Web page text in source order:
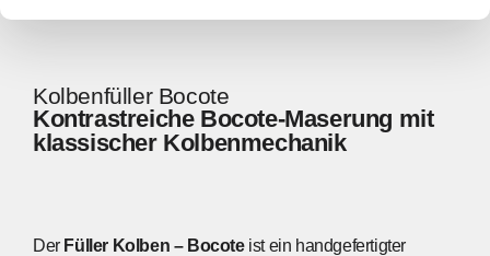
Kolbenfüller Bocote
Kontrastreiche Bocote-Maserung mit
klassischer Kolbenmechanik
Der Füller Kolben – Bocoteist ein handgefertigter